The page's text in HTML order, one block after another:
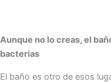
Aunque no lo creas, el
bacterias
El baño es otro de esos